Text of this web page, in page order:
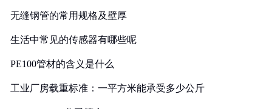
无缝钢管的常用规格及壁厚
生活中常见的传感器有哪些呢
PE100管材的含义是什么
工业厂房载重标准：一平方米能承受多少公斤